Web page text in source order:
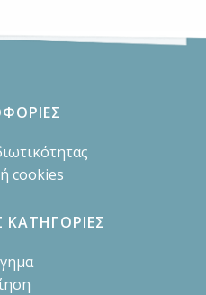
cookies
ΚΑΤΗΓΟΡΙΕΣ